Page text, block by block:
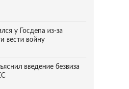
у Госдепа из-за
вести войну
введение безвиза